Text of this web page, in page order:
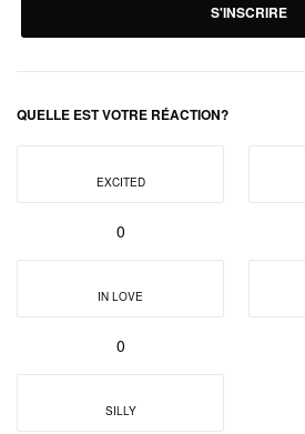
S'INSCRIRE
QUELLE EST VOTRE RÉACTION?
EXCITED
0
IN LOVE
0
SILLY